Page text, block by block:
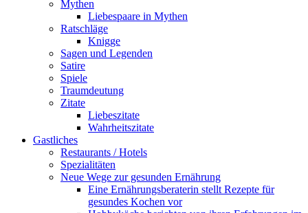
Mythen
Liebespaare in Mythen
Ratschläge
Knigge
Sagen und Legenden
Satire
Spiele
Traumdeutung
Zitate
Liebeszitate
Wahrheitszitate
Gastliches
Restaurants / Hotels
Spezialitäten
Neue Wege zur gesunden Ernährung
Eine Ernährungsberaterin stellt Rezepte für
gesundes Kochen vor